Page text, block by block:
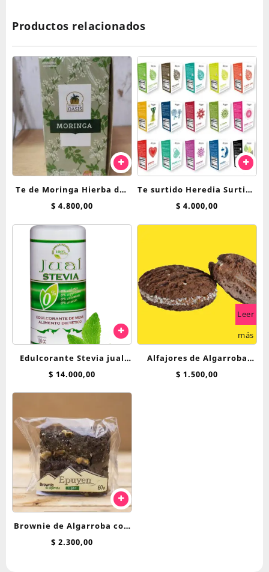
Productos relacionados
Te de Moringa Hierba del
Oasis saquitos
$ 4.800,00
Te surtido Heredia Surtido
Hierbas saquitos
$ 4.000,00
Edulcorante Stevia jual
600cc liquida
$ 14.000,00
Leer
más
Alfajores de Algarroba
Breadnet con D.de Leche
$ 1.500,00
Brownie de Algarroba con
Nuez Epuyen 60 g
$ 2.300,00